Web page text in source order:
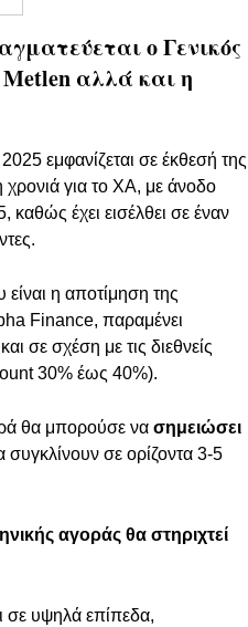
ο Γενικός
αλλά και η
2025 εμφανίζεται σε έκθεσή της
χρονιά για το ΧΑ, με άνοδο
καθώς έχει εισέλθει σε έναν
η αποτίμηση της
Finance, παραμένει
σε σχέση με τις διεθνείς
30% έως 40%).
θα μπορούσε να σημειώσει
συγκλίνουν σε ορίζοντα 3-5
αγοράς θα στηριχτεί
σε υψηλά επίπεδα,